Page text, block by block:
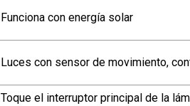
Funciona con energía solar
Luces con sensor de movimiento,
Toque el interruptor principal de la